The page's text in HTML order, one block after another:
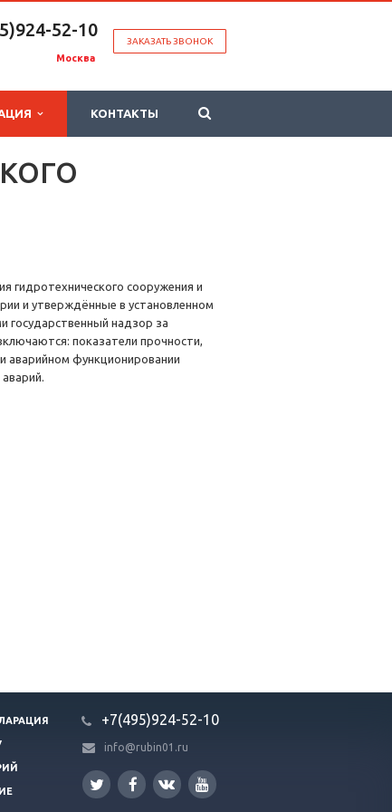
ЗАКАЗАТЬ ЗВОНОК
52-10
Москва
КОНТАКТЫ
гидротехнического сооружения и
и утверждённые в установленном
государственный надзор за
показатели прочности,
аварийном функционировании
+7(495)924-52-10
info@rubin01.ru